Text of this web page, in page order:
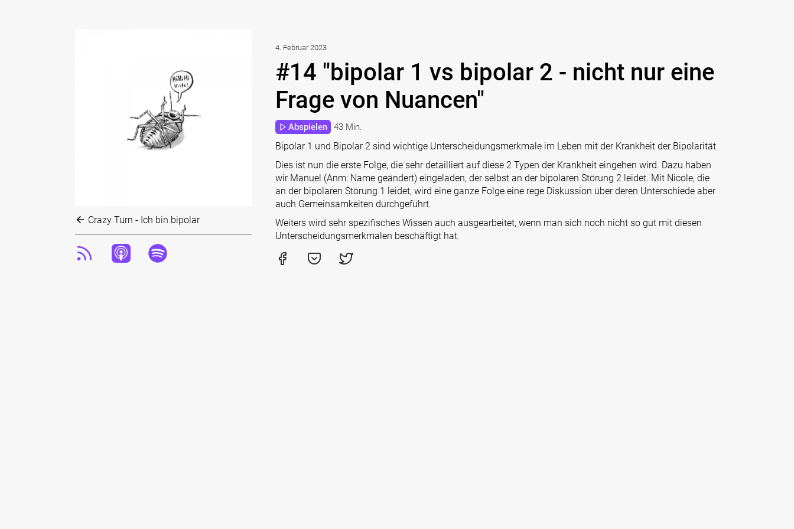
Crazy Turn - Ich bin bipolar
4. Februar 2023
#14 "bipolar 1 vs bipolar 2 - nicht nur eine
Frage von Nuancen"
Abspielen 43 Min.
Bipolar 1 und Bipolar 2 sind wichtige Unterscheidungsmerkmale im Leben mit der Krankheit der Bipolarität.
Dies ist nun die erste Folge, die sehr detailliert auf diese 2 Typen der Krankheit eingehen wird. Dazu haben
wir Manuel (Anm: Name geändert) eingeladen, der selbst an der bipolaren Störung 2 leidet. Mit Nicole, die
an der bipolaren Störung 1 leidet, wird eine ganze Folge eine rege Diskussion über deren Unterschiede aber
auch Gemeinsamkeiten durchgeführt.
Weiters wird sehr spezifisches Wissen auch ausgearbeitet, wenn man sich noch nicht so gut mit diesen
Unterscheidungsmerkmalen beschäftigt hat.